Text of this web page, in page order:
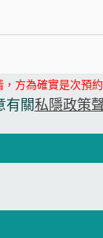
方為確實是次預約
有關私隱政策